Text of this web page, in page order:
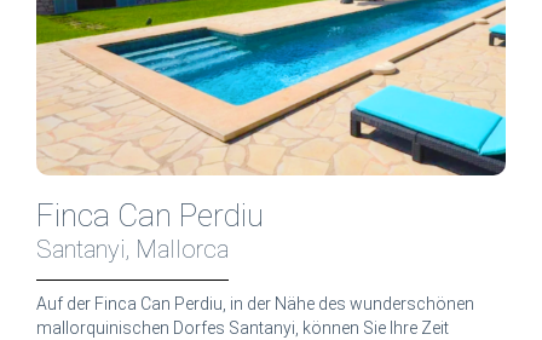
Finca Can Perdiu
Santanyi, Mallorca
Auf der Finca Can Perdiu, in der Nähe des wunderschönen
mallorquinischen Dorfes Santanyi, können Sie Ihre Zeit